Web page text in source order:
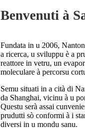
Benvenuti à
Fundata in u 2006,
a ricerca, u sviluppu è a
reattore in vetru, un
moleculare à percorsu
Semu situati in a cità di
da Shanghai, vicinu à u
Questu serà assai
prudutti sò conformi à i
diversi in u mondu sanu.